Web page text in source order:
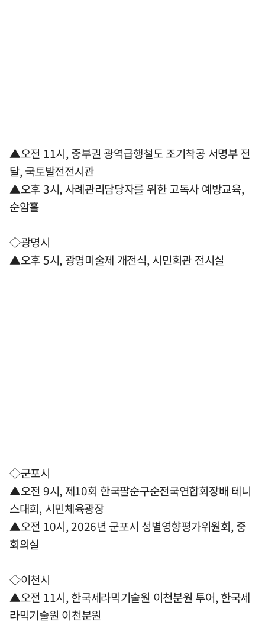
▲오전 11시, 중부권 광역급행철도 조기착공 서명부 전
달, 국토발전전시관
▲오후 3시, 사례관리담당자를 위한 고독사 예방교육,
순암홀
◇광명시
▲오후 5시, 광명미술제 개전식, 시민회관 전시실
◇군포시
▲오전 9시, 제10회 한국팔순구순전국연합회장배 테니
스대회, 시민체육광장
▲오전 10시, 2026년 군포시 성별영향평가위원회, 중
회의실
◇이천시
▲오전 11시, 한국세라믹기술원 이천분원 투어, 한국세
라믹기술원 이천분원